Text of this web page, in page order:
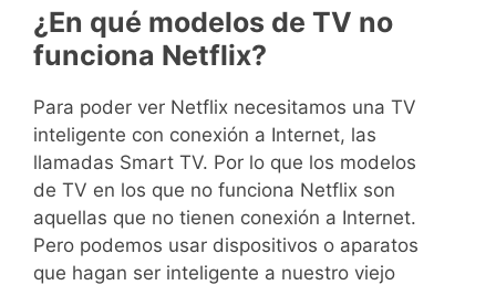
¿En qué modelos de TV no
funciona Netflix?
Para poder ver Netflix necesitamos una TV
inteligente con conexión a Internet, las
llamadas Smart TV. Por lo que los modelos
de TV en los que no funciona Netflix son
aquellas que no tienen conexión a Internet.
Pero podemos usar dispositivos o aparatos
que hagan ser inteligente a nuestro viejo